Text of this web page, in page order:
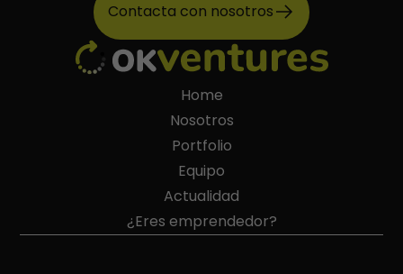
Contacta con nosotros
Home
Nosotros
Portfolio
Equipo
Actualidad
¿Eres emprendedor?